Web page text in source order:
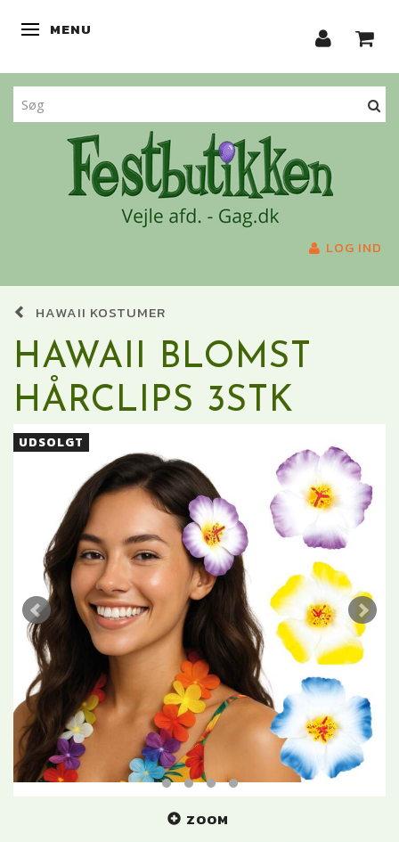
SKIFTE NAVIGATION
MENU
LOG IND
HAWAII KOSTUMER
HAWAII BLOMST
HÅRCLIPS 3STK
UDSOLGT
ZOOM